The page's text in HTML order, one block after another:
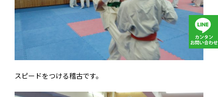
スピードをつける稽古です。